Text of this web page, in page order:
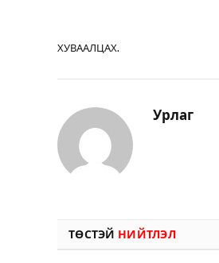
ХУВААЛЦАХ.
Урлаг
ТӨСТЭЙ НИЙТЛЭЛ